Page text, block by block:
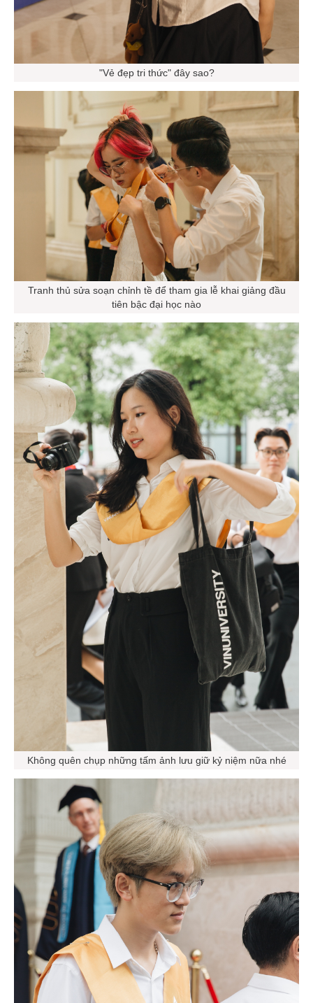
"Vẻ đẹp tri thức" đây sao?
Tranh thủ sửa soạn chỉnh tề để tham gia lễ khai giảng đầu
tiên bậc đại học nào
Không quên chụp những tấm ảnh lưu giữ kỷ niệm nữa nhé